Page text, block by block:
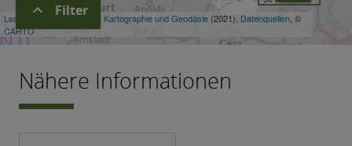
expand_more Filter
Nähere Informationen